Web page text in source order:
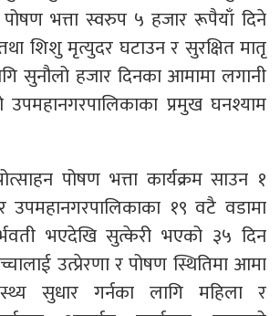
पोषण भत्ता स्वरुप ५ हजार रूपैयाँ दिने
शिशु मृत्युदर घटाउन र सुरक्षित मातृ
सुनौलो हजार दिनका आमामा लगानी
उपमहानगरपालिकाका प्रमुख घनश्याम
पोषण भत्ता कार्यक्रम साउन १
१९ वटै वडामा
भएदेखि सुत्केरी भएको ३५ दिन
उत्प्रेरणा र पोषण स्थितिमा आमा
सुधार गर्नका लागि महिला र